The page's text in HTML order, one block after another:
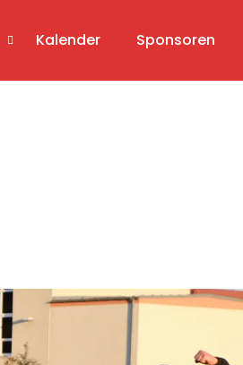
Kalender Sponsoren